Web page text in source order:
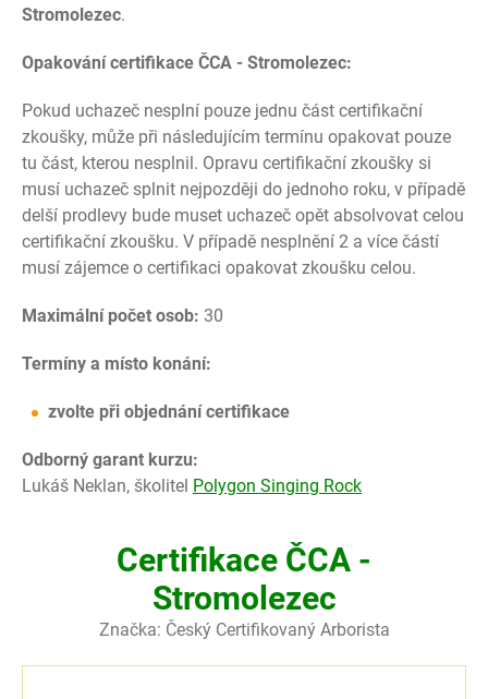
Certifikace ČCA -
Stromolezec
Značka: Český Certifikovaný Arborista
Stromolezec.
Opakování certifikace ČCA - Stromolezec:
Pokud uchazeč nesplní pouze jednu část certifikační
zkoušky, může při následujícím termínu opakovat pouze
tu část, kterou nesplnil. Opravu certifikační zkoušky si
musí uchazeč splnit nejpozději do jednoho roku, v případě
delší prodlevy bude muset uchazeč opět absolvovat celou
certifikační zkoušku. V případě nesplnění 2 a více částí
musí zájemce o certifikaci opakovat zkoušku celou.
Maximální počet osob: 30
Termíny a místo konání:
zvolte při objednání certifikace
Odborný garant kurzu:
Lukáš Neklan, školitel Polygon Singing Rock